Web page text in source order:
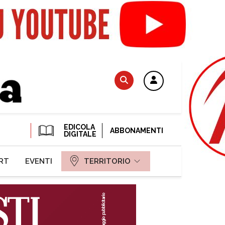
EDICOLA
DIGITALE
ABBONAMENTI
EVENTI TERRITORIO